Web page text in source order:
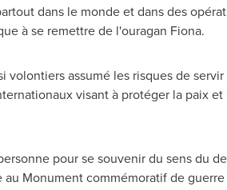
dans le monde et dans des
à se remettre de l'ouragan Fiona.
assumé les risques de servir
visant à protéger la paix et
pour se souvenir du sens du
Monument commémoratif de